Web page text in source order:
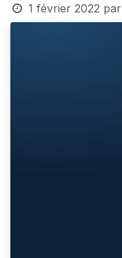
1 février 2022 par